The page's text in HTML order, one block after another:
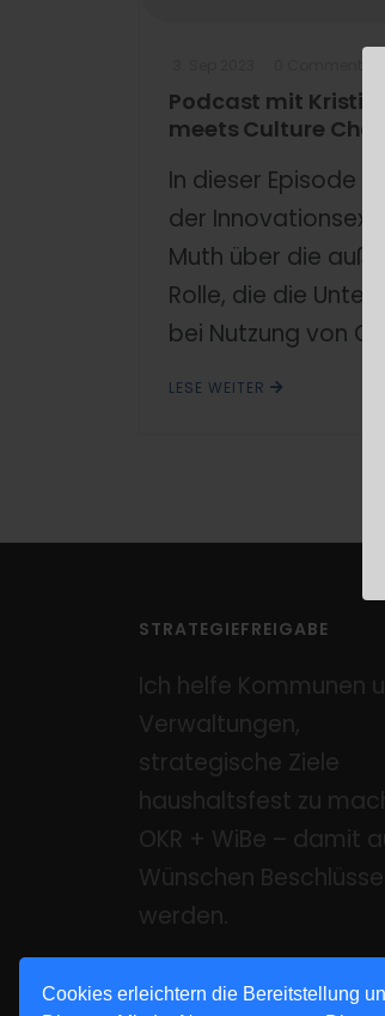
Cookies erleichtern die Bereitstellung
Podcast mit
meets Culture
In dieser Episode
der
Muth über die
Rolle, die die
bei Nutzung von
LESE WEITER
STRATEGIEFREIGABE
Ich helfe Kommunen
Verwaltungen,
strategische Ziele
haushaltsfest zu
OKR + WiBe – damit
Wünschen Beschlüsse
werden.
KOMMEN WIR INS GESPRÄCH.